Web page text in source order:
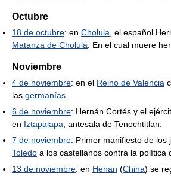
Octubre
18 de octubre: en Cholula , el español
Matanza de Cholula . En el cual muere
Noviembre
4 de noviembre: en el Reino de Valencia
las germanías
6 de noviembre: Hernán Cortés y el
en Iztapalapa , antesala de Tenochtitlan.
7 de noviembre: Primer manifiesto de los
Toledo a los castellanos contra la política
13 de noviembre: en Henan (China) se